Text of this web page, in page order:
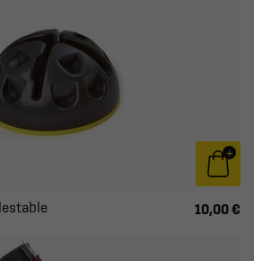
10,00 €